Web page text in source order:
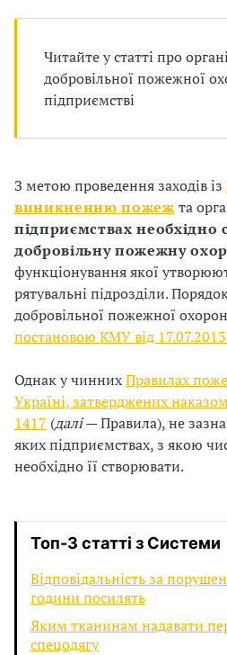
Читайте у статті про
добровільної пожежної
підприємстві
З метою проведення заходів із
виникненню пожеж та
підприємствах необхідно
добровільну пожежну
функціонування якої
рятувальні підрозділи.
добровільної пожежної
постановою КМУ від
Однак у чиннихПравилах
Україні, затверджених
1417 (далі— Правила), не
яких підприємствах, з якою
необхідно її створювати.
Топ-3 статті з Системи
Відповідальність за
години посилять
Яким тканинам надавати
спецодягу
о
в
а
д
ж
у
в
а
т
С